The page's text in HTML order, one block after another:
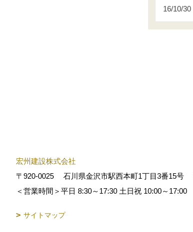
16/10/30
宏州建設株式会社
〒920-0025
石川県金沢市駅西本町1丁目3番15号
＜営業時間＞平日 8:30～17:30 土日祝 10:00～17:00
サイトマップ